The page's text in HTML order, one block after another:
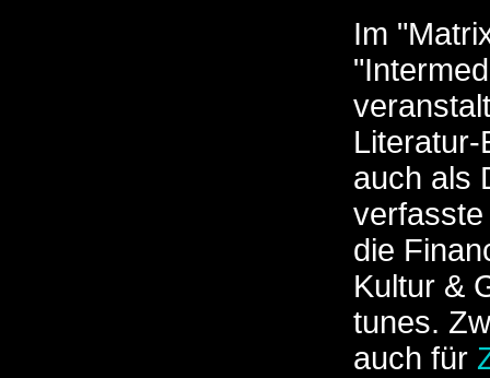
Im
auch als
die
Kultur &
tunes.
auch für